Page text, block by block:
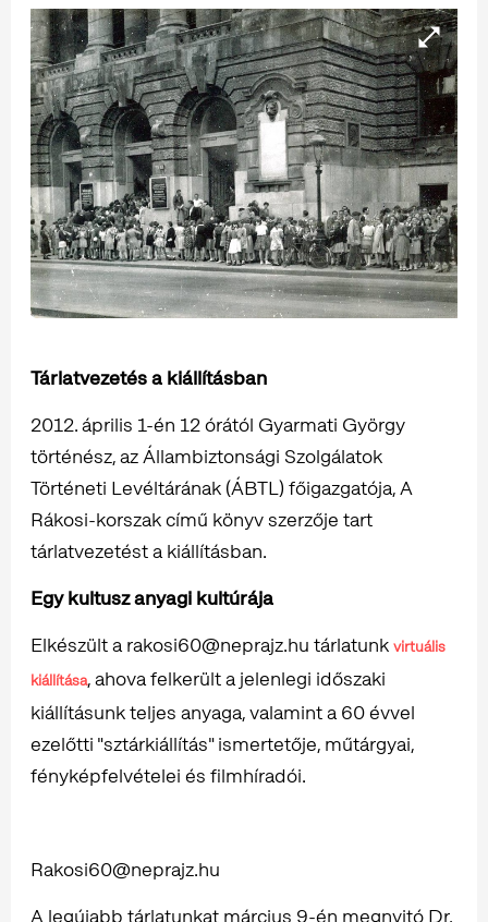
Tárlatvezetés a kiállításban
2012. április 1-én 12 órától Gyarmati György
történész, az Állambiztonsági Szolgálatok
Történeti Levéltárának (ÁBTL) főigazgatója, A
Rákosi-korszak című könyv szerzője tart
tárlatvezetést a kiállításban.
Egy kultusz anyagi kultúrája
Elkészült a rakosi60@neprajz.hu tárlatunk virtuális
kiállítása, ahova felkerült a jelenlegi időszaki
kiállításunk teljes anyaga, valamint a 60 évvel
ezelőtti "sztárkiállítás" ismertetője, műtárgyai,
fényképfelvételei és filmhíradói.
Rakosi60@neprajz.hu
A legújabb tárlatunkat március 9-én megnyitó Dr.